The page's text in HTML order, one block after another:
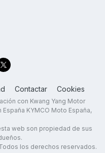
Contactar Cookies
con Kwang Yang Motor
KYMCO Moto España,
web son propiedad de sus
los derechos reservados.